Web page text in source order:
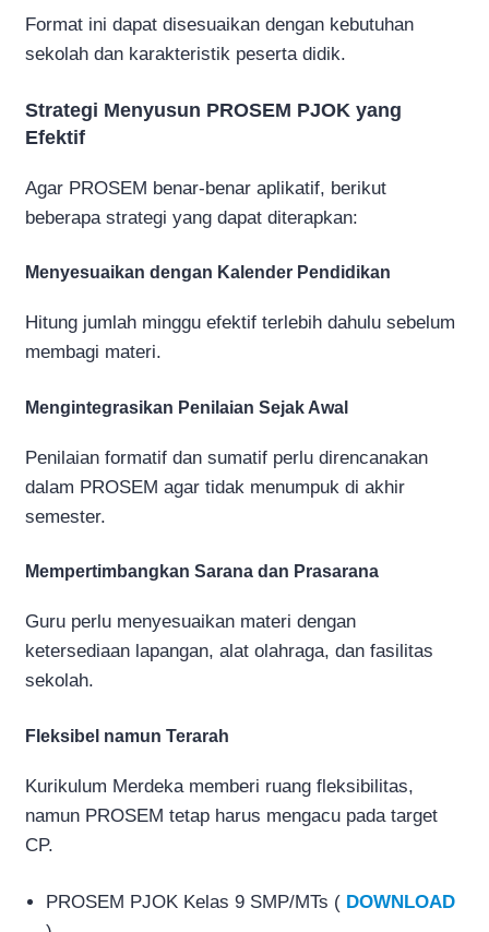
Format ini dapat disesuaikan dengan kebutuhan
sekolah dan karakteristik peserta didik.
Strategi Menyusun PROSEM PJOK yang
Efektif
Agar PROSEM benar-benar aplikatif, berikut
beberapa strategi yang dapat diterapkan:
Menyesuaikan dengan Kalender Pendidikan
Hitung jumlah minggu efektif terlebih dahulu sebelum
membagi materi.
Mengintegrasikan Penilaian Sejak Awal
Penilaian formatif dan sumatif perlu direncanakan
dalam PROSEM agar tidak menumpuk di akhir
semester.
Mempertimbangkan Sarana dan Prasarana
Guru perlu menyesuaikan materi dengan
ketersediaan lapangan, alat olahraga, dan fasilitas
sekolah.
Fleksibel namun Terarah
Kurikulum Merdeka memberi ruang fleksibilitas,
namun PROSEM tetap harus mengacu pada target
CP.
PROSEM PJOK Kelas 9 SMP/MTs ( DOWNLOAD